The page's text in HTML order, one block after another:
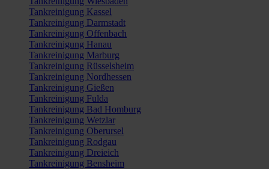
Tankreinigung Kassel
Tankreinigung Darmstadt
Tankreinigung Offenbach
Tankreinigung Hanau
Tankreinigung Marburg
Tankreinigung Rüsselsheim
Tankreinigung Nordhessen
Tankreinigung Gießen
Tankreinigung Fulda
Tankreinigung Bad Homburg
Tankreinigung Wetzlar
Tankreinigung Oberursel
Tankreinigung Rodgau
Tankreinigung Dreieich
Tankreinigung Bensheim